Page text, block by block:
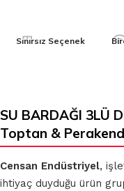
Sınırsız Seçenek
SU BARDAĞI 3LÜ
Toptan &
Censan Endüstriyel,
ihtiyaç duyduğu ürün